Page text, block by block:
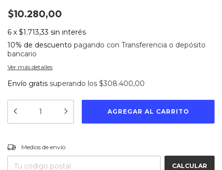
$10.280,00
6 x $1.713,33 sin interés
10% de descuento pagando con Transferencia o depósito
bancario
Ver más detalles
Envío gratis superando los $308.400,00
Entregas para el CP:
Medios de envío
CALCULAR